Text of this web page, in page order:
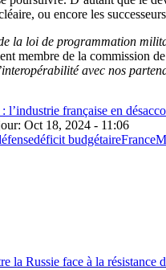
ou encore les
la loi de programmation
membre de la commission
avec nos
l’industrie française en
Oct 18, 2024 - 11:06
déficit budgétaireFrance
la Russie face à la résistance